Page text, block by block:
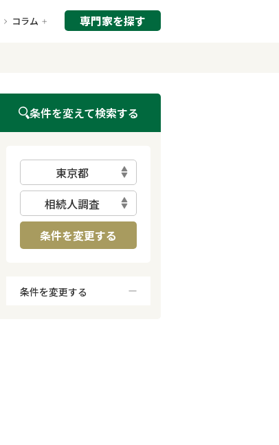
コラム 専門家を探す
条件を変えて検索する
東京都
相続人調査
条件を変更する
条件を変更する